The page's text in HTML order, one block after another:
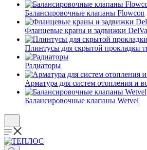
Балансировочные клапаны Flowcon
Фланцевые краны и задвижки
Плинтусы для скрытой прокладки
Радиаторы
Арматура для систем отопления и
Балансировочные клапаны Wetvel